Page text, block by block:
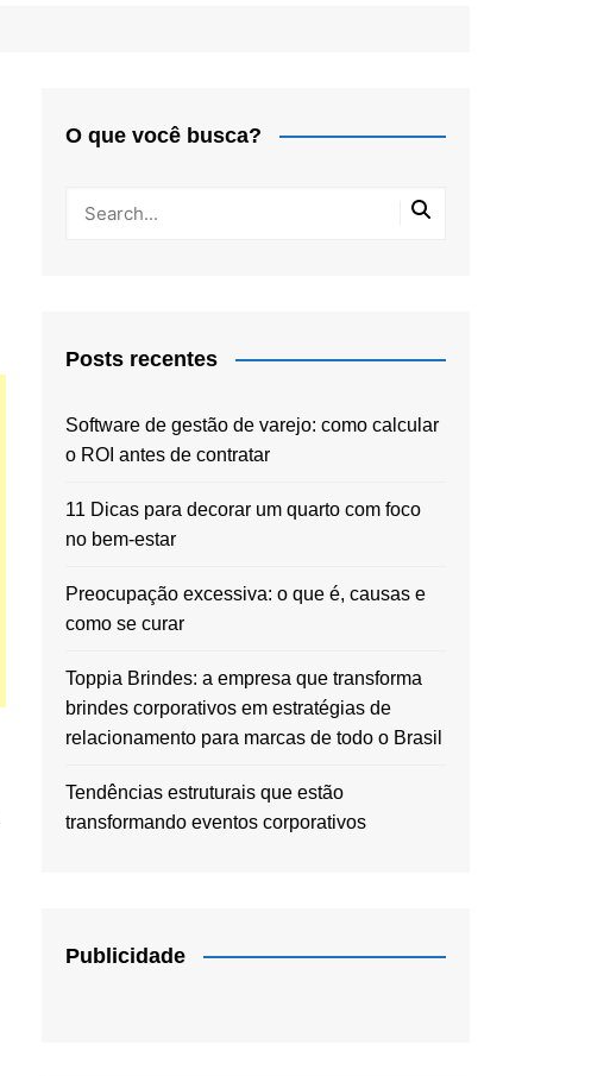
O que você busca?
Posts recentes
Software de gestão de varejo: como calcular
o ROI antes de contratar
11 Dicas para decorar um quarto com foco
no bem-estar
Preocupação excessiva: o que é, causas e
como se curar
Toppia Brindes: a empresa que transforma
brindes corporativos em estratégias de
relacionamento para marcas de todo o Brasil
Tendências estruturais que estão
transformando eventos corporativos
Publicidade